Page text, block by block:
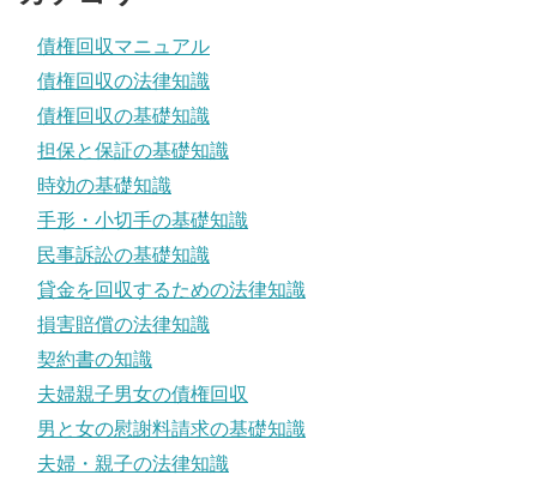
債権回収マニュアル
債権回収の法律知識
債権回収の基礎知識
担保と保証の基礎知識
時効の基礎知識
手形・小切手の基礎知識
民事訴訟の基礎知識
貸金を回収するための法律知識
損害賠償の法律知識
契約書の知識
夫婦親子男女の債権回収
男と女の慰謝料請求の基礎知識
夫婦・親子の法律知識